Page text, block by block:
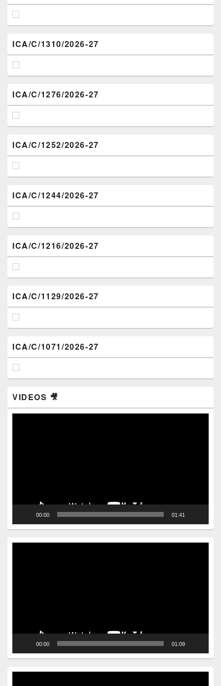
ICA/C/1310/2026-27
ICA/C/1276/2026-27
ICA/C/1252/2026-27
ICA/C/1244/2026-27
ICA/C/1216/2026-27
ICA/C/1129/2026-27
ICA/C/1071/2026-27
VIDEOS 🎥
00:00 01:41
00:00 01:09